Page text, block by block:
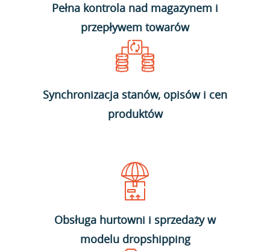
Pełna kontrola nad magazynem i
przepływem towarów
Synchronizacja stanów, opisów i cen
produktów
Obsługa hurtowni i sprzedaży w
modelu dropshipping